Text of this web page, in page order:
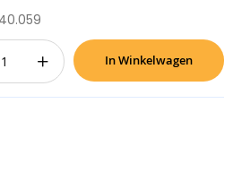
+ In Winkelwagen